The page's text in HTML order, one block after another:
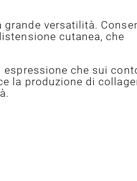
grande versatilità.
cutanea, che
che sui
la produzione di